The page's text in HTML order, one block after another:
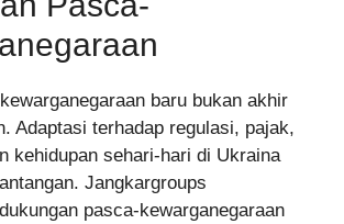
baru bukan akhir
Adaptasi terhadap regulasi, pajak,
kehidupan sehari-hari di Ukraina
Jangkargroups
pasca-kewarganegaraan